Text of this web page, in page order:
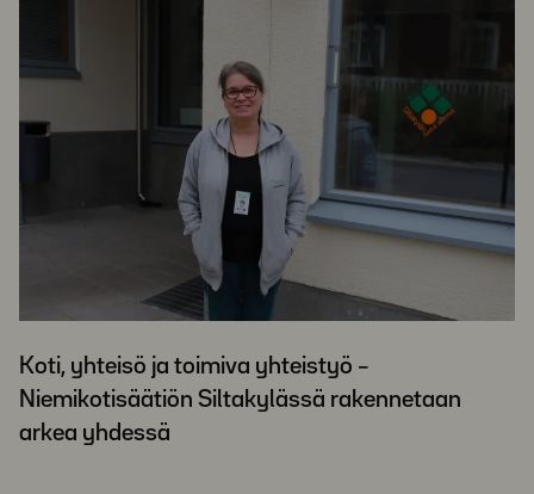
Koti, yhteisö ja toimiva yhteistyö –
Niemikotisäätiön Siltakylässä rakennetaan
arkea yhdessä